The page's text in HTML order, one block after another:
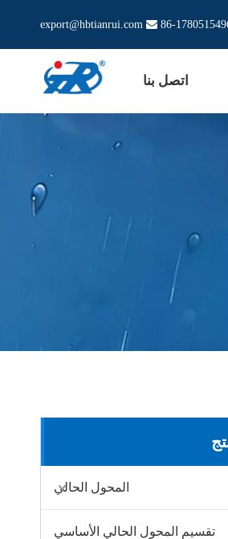

export@hbtianrui.com
اتصل بنا
المحول الحالي
تقسيم المحول الحالي الأساسي